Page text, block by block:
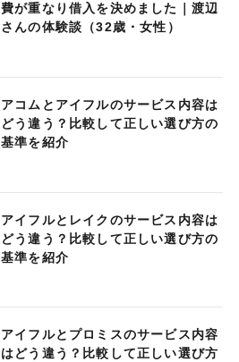
費が重なり借入を決めました｜渡辺
さんの体験談（32歳・女性）
アコムとアイフルのサービス内容は
どう違う？比較して正しい選び方の
基準を紹介
アイフルとレイクのサービス内容は
どう違う？比較して正しい選び方の
基準を紹介
アイフルとプロミスのサービス内容
はどう違う？比較して正しい選び方